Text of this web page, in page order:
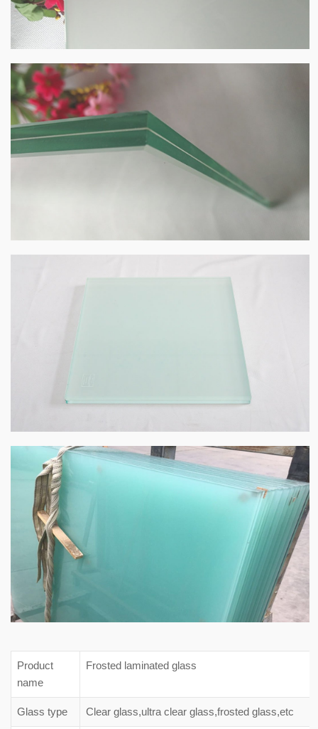
Product
name
Frosted laminated glass
Glass type Clear glass,ultra clear glass,frosted glass,etc